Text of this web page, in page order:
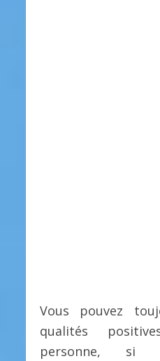
Vous pouvez
qualités
personne, si